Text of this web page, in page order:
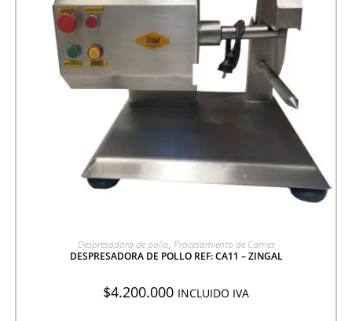
AGREGAR A COTIZACIÓN
Despresadora de pollo, Procesamiento de Carnes
DESPRESADORA DE POLLO REF: CA11 – ZINGAL
$4.200.000 INCLUIDO IVA